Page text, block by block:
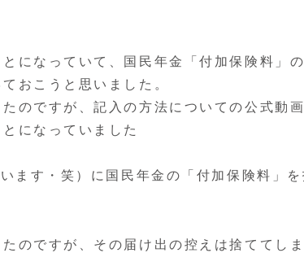
になっていて、国民年金「付加保険料」の
おこうと思いました。
のですが、記入の方法についての公式動
になっていました
ます・笑）に国民年金の「付加保険料」を
のですが、その届け出の控えは捨ててしま